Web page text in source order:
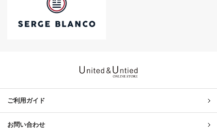
ご利用ガイド
お問い合わせ